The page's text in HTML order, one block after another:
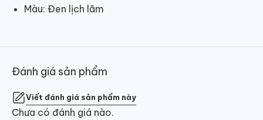
Màu: Đen lịch lãm
Đánh giá sản phẩm
Viết đánh giá sản phẩm này
Chưa có đánh giá nào.